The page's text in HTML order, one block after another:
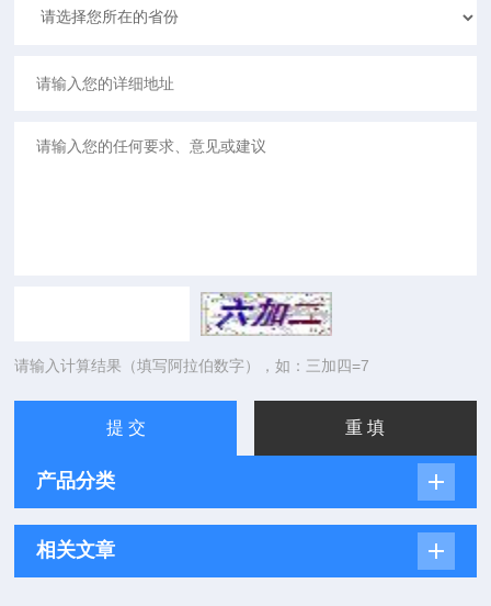
请输入计算结果（填写阿拉伯数字），如：三加四=7
产品分类
相关文章